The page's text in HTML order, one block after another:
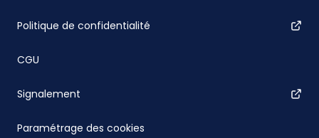
Politique de confidentialité
CGU
Signalement
Paramétrage des cookies